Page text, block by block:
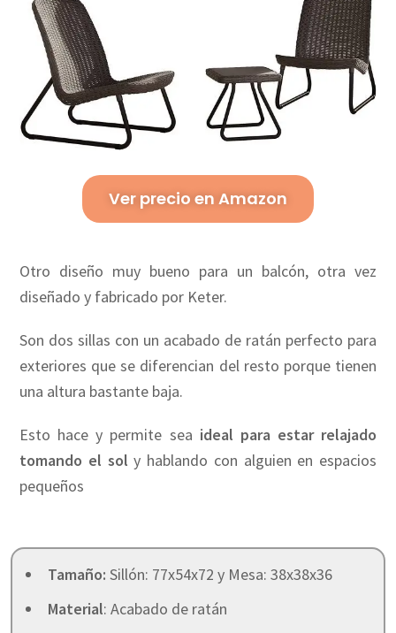
Ver precio en Amazon
Otro diseño muy bueno para un balcón, otra vez
diseñado y fabricado por Keter.
Son dos sillas con un acabado de ratán perfecto para
exteriores que se diferencian del resto porque tienen
una altura bastante baja.
Esto hace y permite sea ideal para estar relajado
tomando el sol y hablando con alguien en espacios
pequeños
Tamaño: Sillón: 77x54x72 y Mesa: 38x38x36
Material: Acabado de ratán